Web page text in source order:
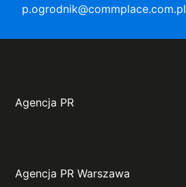
p.ogrodnik@commplace.com.pl
Agencja PR
Agencja PR Warszawa